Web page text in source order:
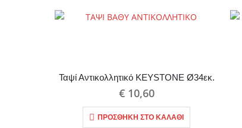
Ταψί Αντικολλητικό KEYSTONE Ø34εκ.
€10,60
ΠΡΟΣΘΉΚΗ ΣΤΟ ΚΑΛΆΘΙ